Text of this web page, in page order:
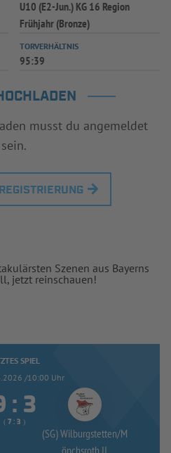
U10 (E2-Jun.) KG 16 Region
Frühjahr (Bronze)
TORVERHÄLTNIS
95:39
musst du angemeldet
sein.
Szenen aus Bayerns
jetzt reinschauen!
SPIEL
/10:00 Uhr
: 
(  :  )
(SG) Wilburgstetten/M
önchsroth II